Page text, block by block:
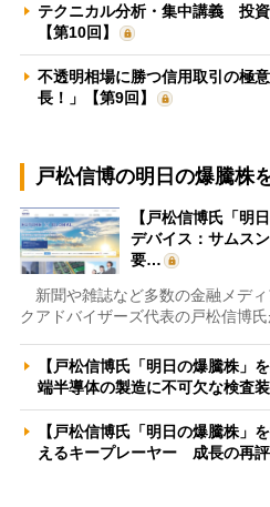
テクニカル分析・集中講義 投資
【第10回】
不透明相場に勝つ信用取引の極
長！」【第9回】
戸松信博の明日の爆騰株
【戸松信博氏「明
デバイス：サムス
要…
新聞や雑誌など多数の金融メデ
クアドバイザーズ代表の戸松信博
【戸松信博氏「明日の爆騰株」
端半導体の製造に不可欠な検査
【戸松信博氏「明日の爆騰株」
えるキープレーヤー 成長の再